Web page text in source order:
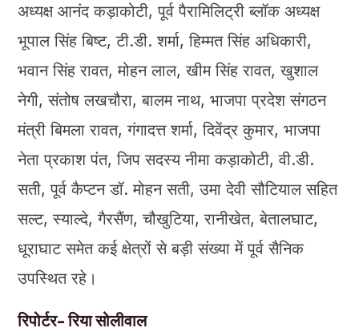
अध्यक्ष आनंद कड़ाकोटी, पूर्व पैरामिलिट्री ब्लॉक अध्यक्ष
भूपाल सिंह बिष्ट, टी.डी. शर्मा, हिम्मत सिंह अधिकारी,
भवान सिंह रावत, मोहन लाल, खीम सिंह रावत, खुशाल
नेगी, संतोष लखचौरा, बालम नाथ, भाजपा प्रदेश संगठन
मंत्री बिमला रावत, गंगादत्त शर्मा, दिवेंद्र कुमार, भाजपा
नेता प्रकाश पंत, जिप सदस्य नीमा कड़ाकोटी, वी.डी.
सती, पूर्व कैप्टन डॉ. मोहन सती, उमा देवी सौटियाल सहित
सल्ट, स्याल्दे, गैरसैंण, चौखुटिया, रानीखेत, बेतालघाट,
धूराघाट समेत कई क्षेत्रों से बड़ी संख्या में पूर्व सैनिक
उपस्थित रहे।
रिपोर्टर- रिया सोलीवाल